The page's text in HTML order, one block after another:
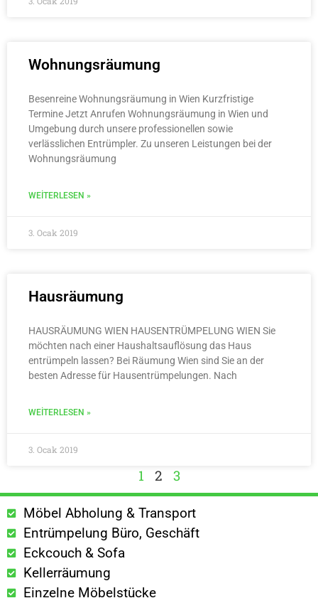
Wohnungsräumung
Besenreine Wohnungsräumung in Wien Kurzfristige
Termine Jetzt Anrufen Wohnungsräumung in Wien und
Umgebung durch unsere professionellen sowie
verlässlichen Entrümpler. Zu unseren Leistungen bei der
Wohnungsräumung
WEITERLESEN »
3. Ocak 2019
Hausräumung
HAUSRÄUMUNG WIEN HAUSENTRÜMPELUNG WIEN Sie
möchten nach einer Haushaltsauflösung das Haus
entrümpeln lassen? Bei Räumung Wien sind Sie an der
besten Adresse für Hausentrümpelungen. Nach
WEITERLESEN »
3. Ocak 2019
1 2 3
Möbel Abholung & Transport
Entrümpelung Büro, Geschäft
Eckcouch & Sofa
Kellerräumung
Einzelne Möbelstücke